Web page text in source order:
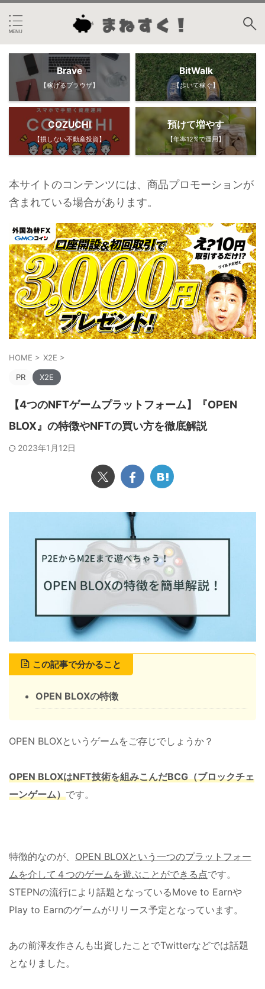
Brave
【稼げるブラウザ】
BitWalk
【歩いて稼ぐ】
COZUCHI
【損しない不動産投資】
預けて増やす
【年率12%で運用】
本サイトのコンテンツには、商品プロモーションが
含まれている場合があります。
HOME > X2E >
PR X2E
【4つのNFTゲームプラットフォーム】『OPEN
BLOX』の特徴やNFTの買い方を徹底解説
2023年1月12日
この記事で分かること
OPEN BLOXの特徴
OPEN BLOXというゲームをご存じでしょうか？
OPEN BLOXはNFT技術を組みこんだBCG（ブロックチェ
ーンゲーム）です。
特徴的なのが、 OPEN BLOXという一つのプラットフォー
ムを介して４つのゲームを遊ぶことができる点です。
STEPNの流行により話題となっているMove to Earnや
Play to Earnのゲームがリリース予定となっています。
あの前澤友作さんも出資したことでTwitterなどでは話題
となりました。